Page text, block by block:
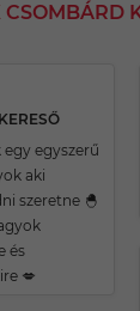
CSOMBÁRD
egy egyszerű
aki
szeretne 🐣
és
💋